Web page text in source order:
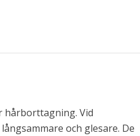
hårborttagning. Vid
och glesare. De